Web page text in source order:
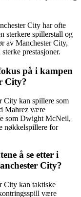
City har ofte
sterkere spillerstall og
av Manchester City,
prestasjoner.
på i kampen
City?
City kan spillere som
Mahrez være
som Dwight McNeil,
nøkkelspillere for
å se etter i
City?
City kan taktiske
være